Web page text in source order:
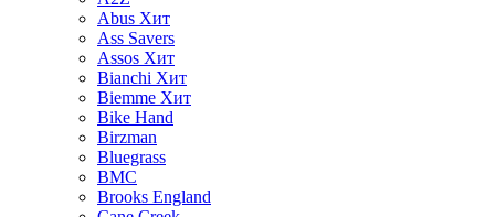
Abus Хит
Ass Savers
Assos Хит
Bianchi Хит
Biemme Хит
Bike Hand
Birzman
Bluegrass
BMC
Brooks England